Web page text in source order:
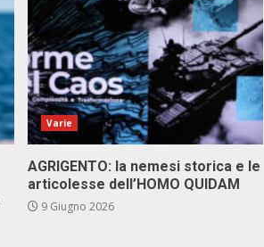
Varie
AGRIGENTO: la nemesi storica e le
articolesse dell’HOMO QUIDAM
9 Giugno 2026